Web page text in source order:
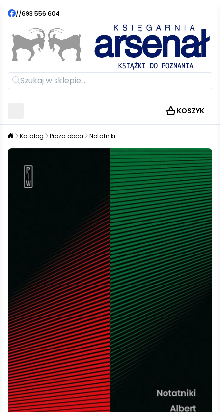
//693 556 604
KOSZYK
Katalog Proza obca Notatniki